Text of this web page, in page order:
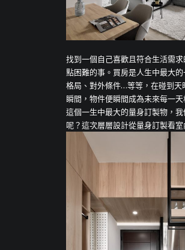
找到一個自己喜歡且符合生活需
點困難的事。買房是人生中最大
格局、對外條件…等等，在碰到天
瞬間，物件便瞬間成為未來每一
這個一生中最大的量身訂製物，
呢？這次層層設計從量身訂製看室